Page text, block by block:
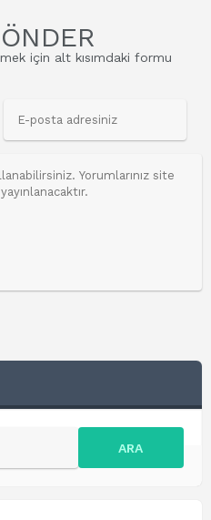
için alt kısımdaki formu
ARA